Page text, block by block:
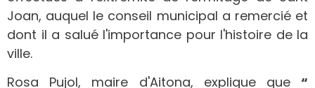
Joan, auquel le conseil municipal a remercié et
dont il a salué l'importance pour l'histoire de la
ville.
Rosa Pujol, maire d'Aitona, explique que “